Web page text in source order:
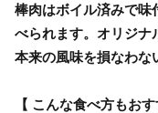
棒肉はボイル済みで味
べられます。オリジナ
本来の風味を損なわな
【 こんな食べ方もおす